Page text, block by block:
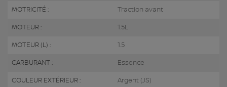
MOTRICITÉ : Traction avant
MOTEUR : 1.5L
MOTEUR (L) : 1.5
CARBURANT : Essence
COULEUR EXTÉRIEUR : Argent (JS)